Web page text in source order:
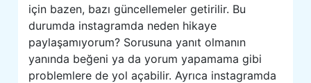
için bazen, bazı güncellemeler getirilir. Bu
durumda instagramda neden hikaye
paylaşamıyorum? Sorusuna yanıt olmanın
yanında beğeni ya da yorum yapamama gibi
problemlere de yol açabilir. Ayrıca instagramda